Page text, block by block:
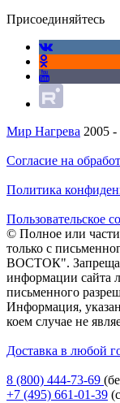
Присоединяйтесь
Мир Нагрева 2005 -
Согласие на
Политика
Пользовательское
© Полное или
только с
ВОСТОК".
информации сайта
письменного
Информация,
коем случае не
Доставка в любой
8 (800) 444-73-69
+7 (495) 661-01-39